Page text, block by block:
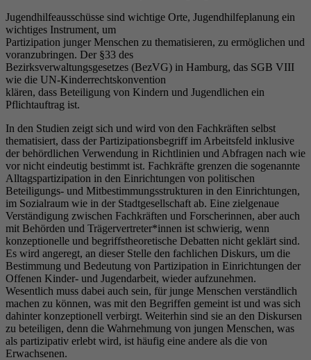
Jugendhilfeausschüsse sind wichtige Orte, Jugendhilfeplanung ein
wichtiges Instrument, um
Partizipation junger Menschen zu thematisieren, zu ermöglichen und
voranzubringen. Der §33 des
Bezirksverwaltungsgesetzes (BezVG) in Hamburg, das SGB VIII
wie die UN-Kinderrechtskonvention
klären, dass Beteiligung von Kindern und Jugendlichen ein
Pflichtauftrag ist.
In den Studien zeigt sich und wird von den Fachkräften selbst
thematisiert, dass der Partizipationsbegriff im Arbeitsfeld inklusive
der behördlichen Verwendung in Richtlinien und Abfragen nach wie
vor nicht eindeutig bestimmt ist. Fachkräfte grenzen die sogenannte
Alltagspartizipation in den Einrichtungen von politischen
Beteiligungs- und Mitbestimmungsstrukturen in den Einrichtungen,
im Sozialraum wie in der Stadtgesellschaft ab. Eine zielgenaue
Verständigung zwischen Fachkräften und Forscherinnen, aber auch
mit Behörden und Trägervertreter*innen ist schwierig, wenn
konzeptionelle und begriffstheoretische Debatten nicht geklärt sind.
Es wird angeregt, an dieser Stelle den fachlichen Diskurs, um die
Bestimmung und Bedeutung von Partizipation in Einrichtungen der
Offenen Kinder- und Jugendarbeit, wieder aufzunehmen.
Wesentlich muss dabei auch sein, für junge Menschen verständlich
machen zu können, was mit den Begriffen gemeint ist und was sich
dahinter konzeptionell verbirgt. Weiterhin sind sie an den Diskursen
zu beteiligen, denn die Wahrnehmung von jungen Menschen, was
als partizipativ erlebt wird, ist häufig eine andere als die von
Erwachsenen.